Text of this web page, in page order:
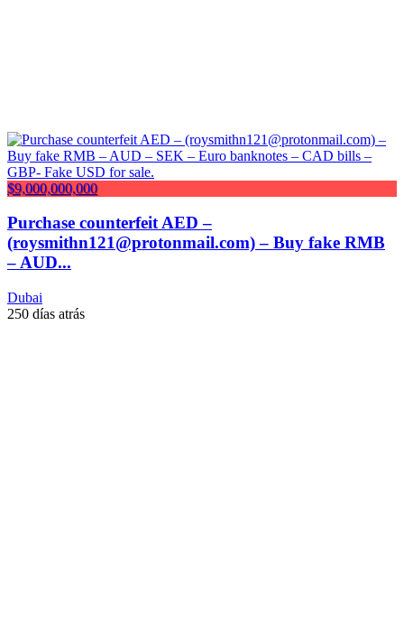
$9,000,000,000
Purchase counterfeit AED –
(roysmithn121@protonmail.com) – Buy fake RMB
– AUD...
Dubai
250 días atrás